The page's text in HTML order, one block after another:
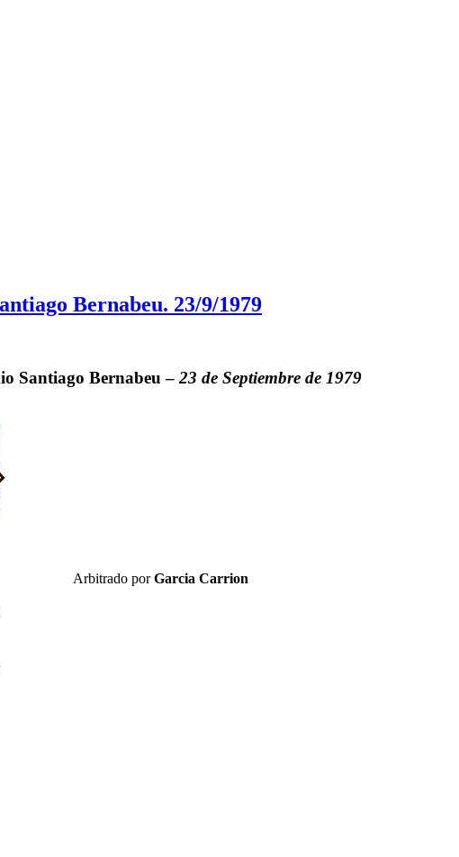
Bernabeu. 23/9/1979
Santiago Bernabeu – 23 de Septiembre de 1979
Arbitrado porGarcia Carrion